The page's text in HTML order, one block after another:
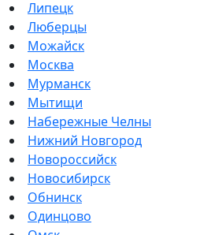
Липецк
Люберцы
Можайск
Москва
Мурманск
Мытищи
Набережные Челны
Нижний Новгород
Новороссийск
Новосибирск
Обнинск
Одинцово